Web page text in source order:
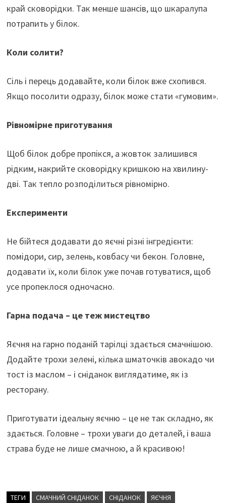
край сковорідки. Так менше шансів, що шкаралупа
потрапить у білок.
Коли солити?
Сіль і перець додавайте, коли білок вже схопився.
Якщо посолити одразу, білок може стати «гумовим».
Рівномірне приготування
Щоб білок добре пропікся, а жовток залишився
рідким, накрийте сковорідку кришкою на хвилину-
дві. Так тепло розподілиться рівномірно.
Експерименти
Не бійтеся додавати до яєчні різні інгредієнти:
помідори, сир, зелень, ковбасу чи бекон. Головне,
додавати їх, коли білок уже почав готуватися, щоб
усе пропеклося одночасно.
Гарна подача – це теж мистецтво
Яєчня на гарно поданій тарілці здається смачнішою.
Додайте трохи зелені, кілька шматочків авокадо чи
тост із маслом – і сніданок виглядатиме, як із
ресторану.
Приготувати ідеальну яєчню – це не так складно, як
здається. Головне – трохи уваги до деталей, і ваша
страва буде не лише смачною, а й красивою!
ТЕГИ СМАЧНИЙ СНІДАНОК СНІДАНОК ЯЄЧНЯ